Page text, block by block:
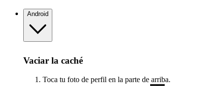
Android
Vaciar la caché
Toca tu foto de perfil en la parte de arriba.